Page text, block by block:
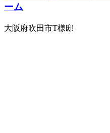
ーム
大阪府吹田市T様邸